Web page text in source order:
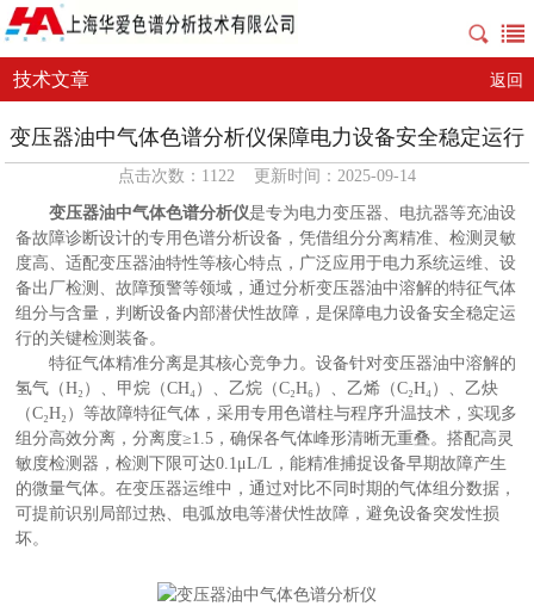
技术文章 返回
变压器油中气体色谱分析仪保障电力设备安全稳定运行
点击次数：1122 更新时间：2025-09-14
变压器油中气体色谱分析仪是专为电力变压器、电抗器等充油设
备故障诊断设计的专用色谱分析设备，凭借组分分离精准、检测灵敏
度高、适配变压器油特性等核心特点，广泛应用于电力系统运维、设
备出厂检测、故障预警等领域，通过分析变压器油中溶解的特征气体
组分与含量，判断设备内部潜伏性故障，是保障电力设备安全稳定运
行的关键检测装备。​
特征气体精准分离是其核心竞争力。设备针对变压器油中溶解的
氢气（H₂）、甲烷（CH₄）、乙烷（C₂H₆）、乙烯（C₂H₄）、乙炔
（C₂H₂）等故障特征气体，采用专用色谱柱与程序升温技术，实现多
组分高效分离，分离度≥1.5，确保各气体峰形清晰无重叠。搭配高灵
敏度检测器，检测下限可达0.1μL/L，能精准捕捉设备早期故障产生
的微量气体。在变压器运维中，通过对比不同时期的气体组分数据，
可提前识别局部过热、电弧放电等潜伏性故障，避免设备突发性损
坏。​